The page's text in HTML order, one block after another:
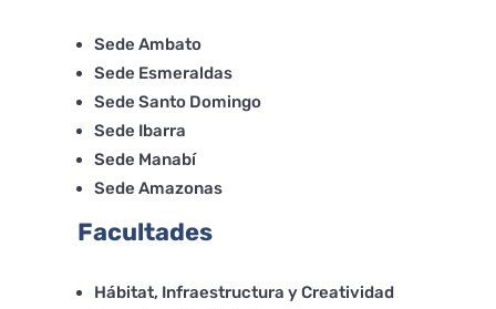
Sede Ambato
Sede Esmeraldas
Sede Santo Domingo
Sede Ibarra
Sede Manabí
Sede Amazonas
Facultades
Hábitat, Infraestructura y Creatividad